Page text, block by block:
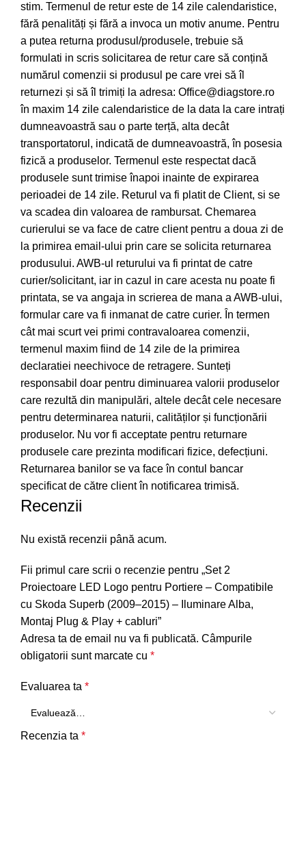
stim. Termenul de retur este de 14 zile calendaristice,
fără penalități și fără a invoca un motiv anume. Pentru
a putea returna produsul/produsele, trebuie să
formulati in scris solicitarea de retur care să conțină
numărul comenzii si produsul pe care vrei să îl
returnezi și să îl trimiți la adresa: Office@diagstore.ro
în maxim 14 zile calendaristice de la data la care intrați
dumneavoastră sau o parte terță, alta decât
transportatorul, indicată de dumneavoastră, în posesia
fizică a produselor. Termenul este respectat dacă
produsele sunt trimise înapoi inainte de expirarea
perioadei de 14 zile. Returul va fi platit de Client, si se
va scadea din valoarea de rambursat. Chemarea
curierului se va face de catre client pentru a doua zi de
la primirea email-ului prin care se solicita returnarea
produsului. AWB-ul returului va fi printat de catre
curier/solicitant, iar in cazul in care acesta nu poate fi
printata, se va angaja in scrierea de mana a AWB-ului,
formular care va fi inmanat de catre curier. În termen
cât mai scurt vei primi contravaloarea comenzii,
termenul maxim fiind de 14 zile de la primirea
declaratiei neechivoce de retragere. Sunteți
responsabil doar pentru diminuarea valorii produselor
care rezultă din manipulări, altele decât cele necesare
pentru determinarea naturii, calităților și funcționării
produselor. Nu vor fi acceptate pentru returnare
produsele care prezinta modificari fizice, defecțiuni.
Returnarea banilor se va face în contul bancar
specificat de către client în notificarea trimisă.
Recenzii
Nu există recenzii până acum.
Fii primul care scrii o recenzie pentru „Set 2
Proiectoare LED Logo pentru Portiere – Compatibile
cu Skoda Superb (2009–2015) – Iluminare Alba,
Montaj Plug & Play + cabluri”
Adresa ta de email nu va fi publicată. Câmpurile
obligatorii sunt marcate cu *
Evaluarea ta *
Recenzia ta *